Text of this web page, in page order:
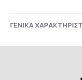
ΓΕΝΙΚΑ